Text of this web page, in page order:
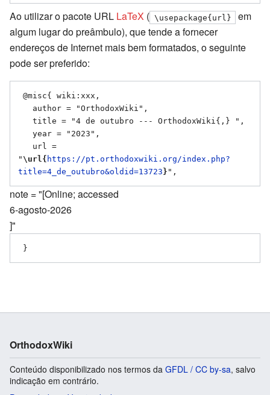
Ao utilizar o pacote URL LaTeX ( \usepackage{url}
em
algum lugar do preâmbulo), que tende a fornecer
endereços de Internet mais bem formatados, o seguinte
pode ser preferido:
" \url{ https://pt.orthodoxwiki.org/index.php?
title=4_de_outubro&oldid=13723 }
note = "[Online; accessed
6-agosto-2026
]"
OrthodoxWiki
Conteúdo disponibilizado nos termos da GFDL / CC by-sa, salvo
indicação em contrário.